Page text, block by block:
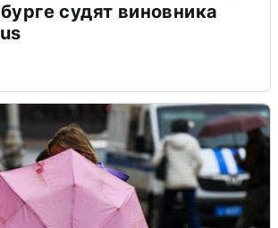
судят виновника